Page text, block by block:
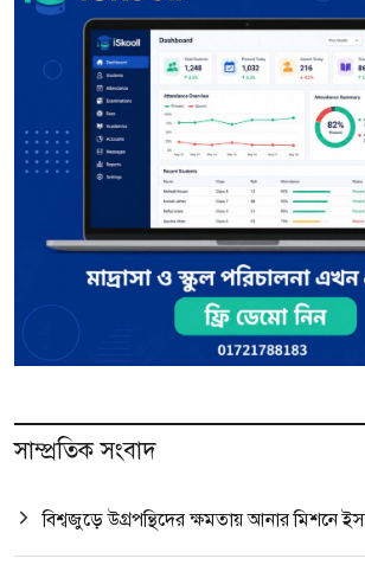
সাম্প্রতিক সংবাদ
বিশ্বজুড়ে উগ্রপন্থিদের ক্ষমতায় আনার মিশনে